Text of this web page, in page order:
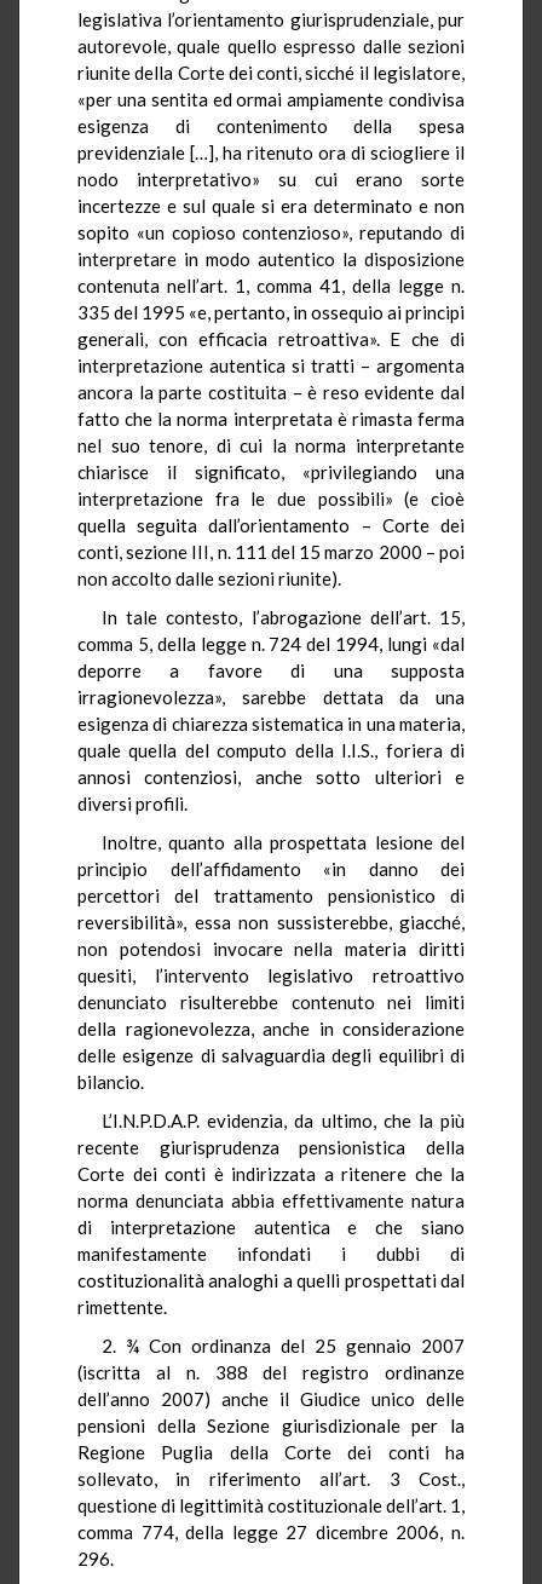
legislativa l’orientamento giurisprudenziale, pur
autorevole, quale quello espresso dalle sezioni
riunite della Corte dei conti, sicché il legislatore,
«per una sentita ed ormai ampiamente condivisa
esigenza di contenimento della spesa
previdenziale […], ha ritenuto ora di sciogliere il
nodo interpretativo» su cui erano sorte
incertezze e sul quale si era determinato e non
sopito «un copioso contenzioso», reputando di
interpretare in modo autentico la disposizione
contenuta nell’art. 1, comma 41, della legge n.
335 del 1995 «e, pertanto, in ossequio ai principi
generali, con efficacia retroattiva». E che di
interpretazione autentica si tratti – argomenta
ancora la parte costituita – è reso evidente dal
fatto che la norma interpretata è rimasta ferma
nel suo tenore, di cui la norma interpretante
chiarisce il significato, «privilegiando una
interpretazione fra le due possibili» (e cioè
quella seguita dall’orientamento – Corte dei
conti, sezione III, n. 111 del 15 marzo 2000 – poi
non accolto dalle sezioni riunite).
In tale contesto, l’abrogazione dell’art. 15,
comma 5, della legge n. 724 del 1994, lungi «dal
deporre a favore di una supposta
irragionevolezza», sarebbe dettata da una
esigenza di chiarezza sistematica in una materia,
quale quella del computo della I.I.S., foriera di
annosi contenziosi, anche sotto ulteriori e
diversi profili.
Inoltre, quanto alla prospettata lesione del
principio dell’affidamento «in danno dei
percettori del trattamento pensionistico di
reversibilità», essa non sussisterebbe, giacché,
non potendosi invocare nella materia diritti
quesiti, l’intervento legislativo retroattivo
denunciato risulterebbe contenuto nei limiti
della ragionevolezza, anche in considerazione
delle esigenze di salvaguardia degli equilibri di
bilancio.
L’I.N.P.D.A.P. evidenzia, da ultimo, che la più
recente giurisprudenza pensionistica della
Corte dei conti è indirizzata a ritenere che la
norma denunciata abbia effettivamente natura
di interpretazione autentica e che siano
manifestamente infondati i dubbi di
costituzionalità analoghi a quelli prospettati dal
rimettente.
2. ¾ Con ordinanza del 25 gennaio 2007
(iscritta al n. 388 del registro ordinanze
dell’anno 2007) anche il Giudice unico delle
pensioni della Sezione giurisdizionale per la
Regione Puglia della Corte dei conti ha
sollevato, in riferimento all’art. 3 Cost.,
questione di legittimità costituzionale dell’art. 1,
comma 774, della legge 27 dicembre 2006, n.
296.